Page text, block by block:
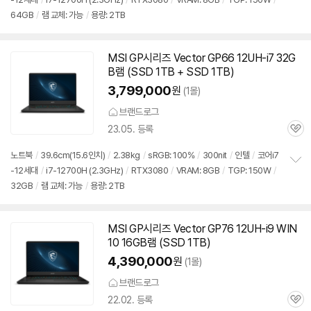
64GB / 램 교체: 가능 / 용량: 2TB
MSI GP시리즈 Vector GP66 12UH-i7 32G
B램 (SSD 1TB + SSD 1TB)
3,799,000원 (1몰)
브랜드로그
23.05. 등록
관
노트북 / 39.6cm(15.6인치) / 2.38kg / sRGB: 100% / 300nit / 인텔 / 코어i7
-12세대 / i7-12700H (2.3GHz) / RTX3080 / VRAM: 8GB / TGP: 150W /
32GB / 램 교체: 가능 / 용량: 2TB
기
MSI GP시리즈 Vector GP76 12UH-i9 WIN
10 16GB램 (SSD 1TB)
4,390,000원 (1몰)
브랜드로그
22.02. 등록
관